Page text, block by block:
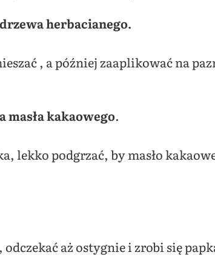
herbacianego.
, a później zaaplikować na
kakaowego.
lekko podgrzać, by masło
aż ostygnie i zrobi się